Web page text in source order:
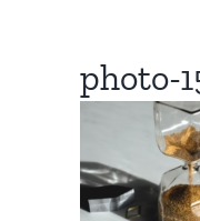
photo-